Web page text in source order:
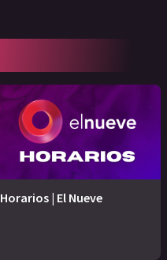
Horarios | El Nueve